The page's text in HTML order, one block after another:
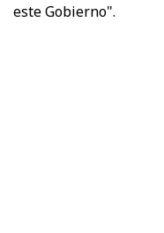
este Gobierno".